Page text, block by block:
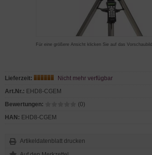
Für eine größere Ansicht klicken Sie auf das Vorschaubild
Lieferzeit:
Nicht mehr verfügbar
Art.Nr.: EHD8-CGEM
Bewertungen:
(0)
HAN: EHD8-CGEM
Artikeldatenblatt drucken